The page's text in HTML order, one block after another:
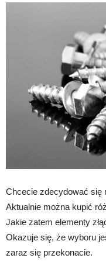
Chcecie zdecydować się
Aktualnie można kupić
Jakie zatem elementy
Okazuje się, że wyboru
zaraz się przekonacie.